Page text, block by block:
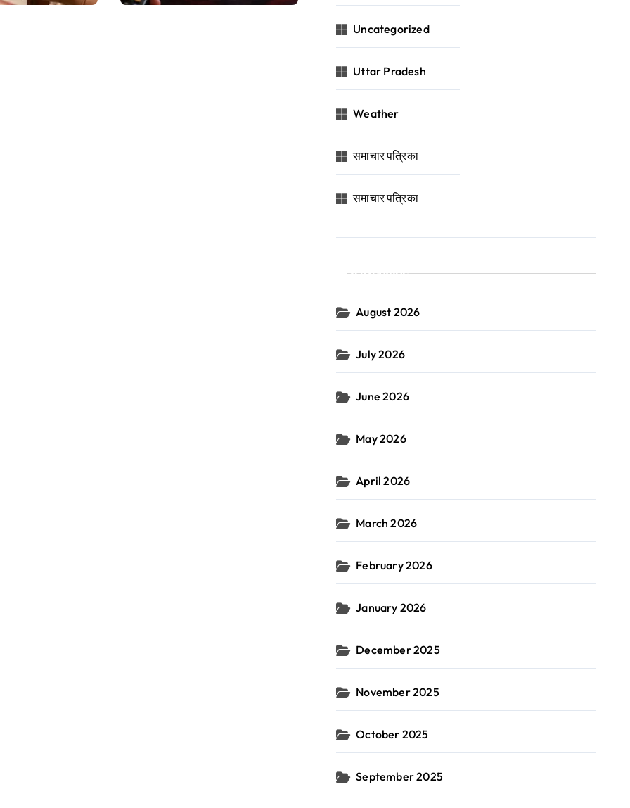
Uncategorized
Uttar Pradesh
Weather
समाचार पत्रिका
समाचार पत्रिका
Archives
August 2026
July 2026
June 2026
May 2026
April 2026
March 2026
February 2026
January 2026
December 2025
November 2025
October 2025
September 2025